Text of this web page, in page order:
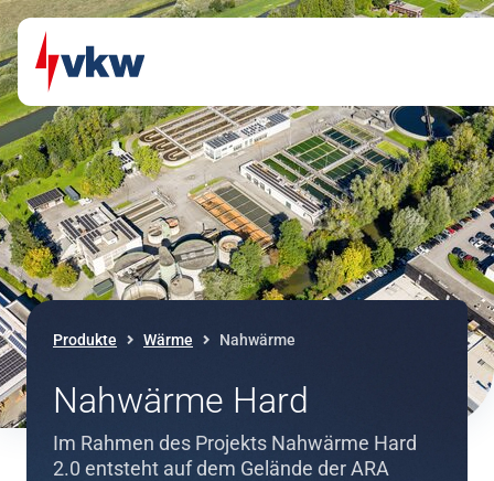
Direkt zum Inhalt
Direkt zur Navigation
Produkte Wärme Nahwärme
Nahwärme Hard
Im Rahmen des Projekts Nahwärme Hard
2.0 entsteht auf dem Gelände der ARA